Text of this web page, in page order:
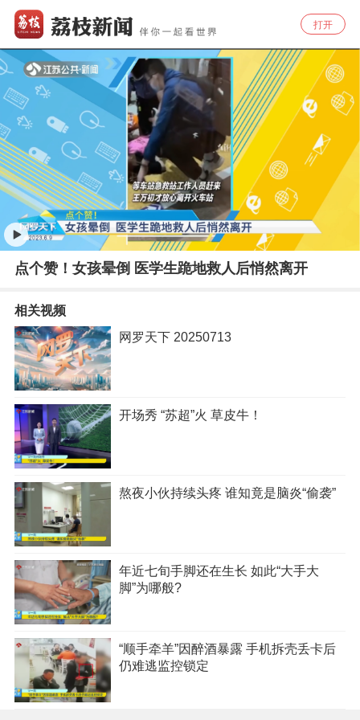
打开
点个赞！女孩晕倒 医学生跪地救人后悄然离开
相关视频
网罗天下 20250713
开场秀 “苏超”火 草皮牛！
熬夜小伙持续头疼 谁知竟是脑炎“偷袭”
年近七旬手脚还在生长 如此“大手大
脚”为哪般?
“顺手牵羊”因醉酒暴露 手机拆壳丢卡后
仍难逃监控锁定